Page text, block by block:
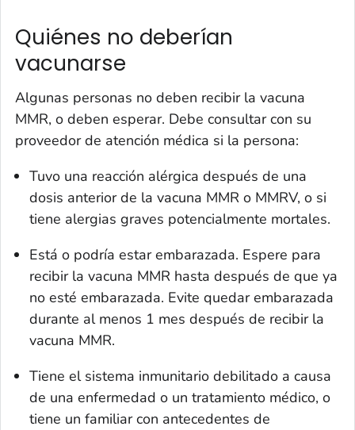
Quiénes no deberían
vacunarse
Algunas personas no deben recibir la vacuna
MMR, o deben esperar. Debe consultar con su
proveedor de atención médica si la persona:
Tuvo una reacción alérgica después de una
dosis anterior de la vacuna MMR o MMRV, o si
tiene alergias graves potencialmente mortales.
Está o podría estar embarazada. Espere para
recibir la vacuna MMR hasta después de que ya
no esté embarazada. Evite quedar embarazada
durante al menos 1 mes después de recibir la
vacuna MMR.
Tiene el sistema inmunitario debilitado a causa
de una enfermedad o un tratamiento médico, o
tiene un familiar con antecedentes de